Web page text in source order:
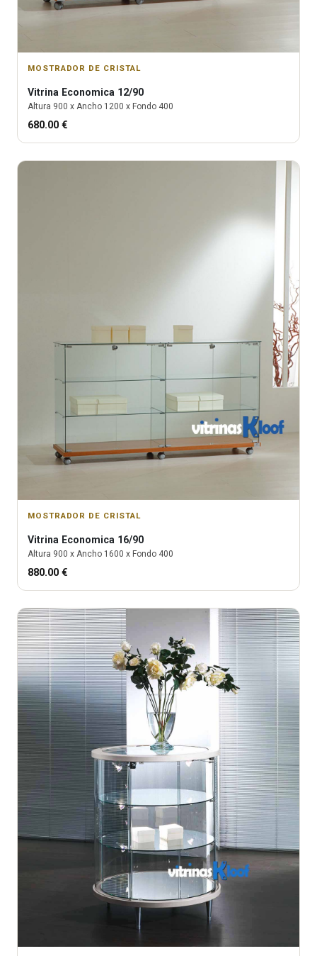
MOSTRADOR DE CRISTAL
Vitrina Economica 12/90
Altura 900 x Ancho 1200 x Fondo 400
680.00 €
MOSTRADOR DE CRISTAL
Vitrina Economica 16/90
Altura 900 x Ancho 1600 x Fondo 400
880.00 €